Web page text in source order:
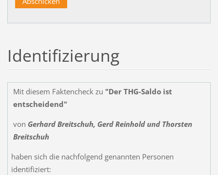
Identifizierung
Mit diesem Faktencheck zu "Der THG-Saldo ist
entscheidend"
von Gerhard Breitschuh, Gerd Reinhold und Thorsten
Breitschuh
haben sich die nachfolgend genannten Personen
identifiziert: